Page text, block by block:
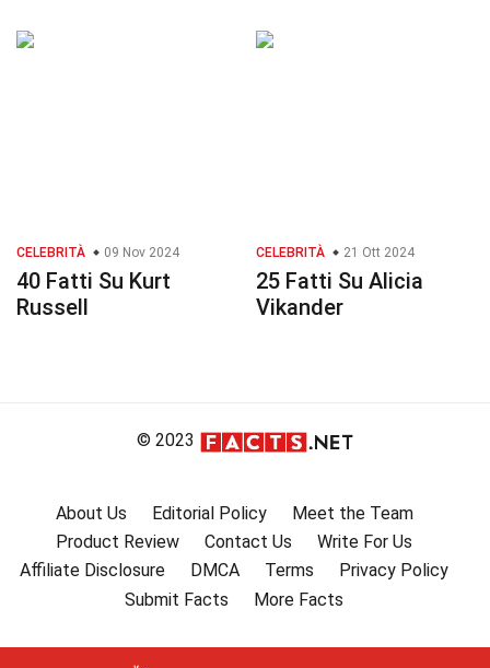
CELEBRITÀ 09 Nov 2024
40 Fatti Su Kurt
Russell
CELEBRITÀ 21 Ott 2024
25 Fatti Su Alicia
Vikander
© 2023
About Us Editorial Policy
Meet the Team
Product Review
Contact Us
Write For Us
Affiliate Disclosure
DMCA Terms
Privacy Policy
Submit Facts
More Facts